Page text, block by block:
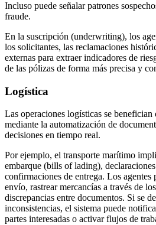
Incluso puede señalar patrones
fraude.
En la suscripción (underwriting), los
los solicitantes, las reclamaciones
externas para extraer indicadores de
de las pólizas de forma más precisa y
Logística
Las operaciones logísticas se
mediante la automatización de
decisiones en tiempo real.
Por ejemplo, el transporte marítimo
embarque (bills of lading),
confirmaciones de entrega. Los agentes
envío, rastrear mercancías a través de
discrepancias entre documentos. Si se
inconsistencias, el sistema puede
partes interesadas o activar flujos de